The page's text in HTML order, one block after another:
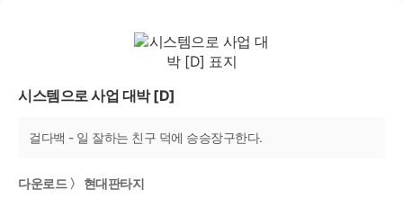
시스템으로 사업 대박 [D]
걸다백 - 일 잘하는 친구 덕에 승승장구한다.
다운로드 〉 현대판타지